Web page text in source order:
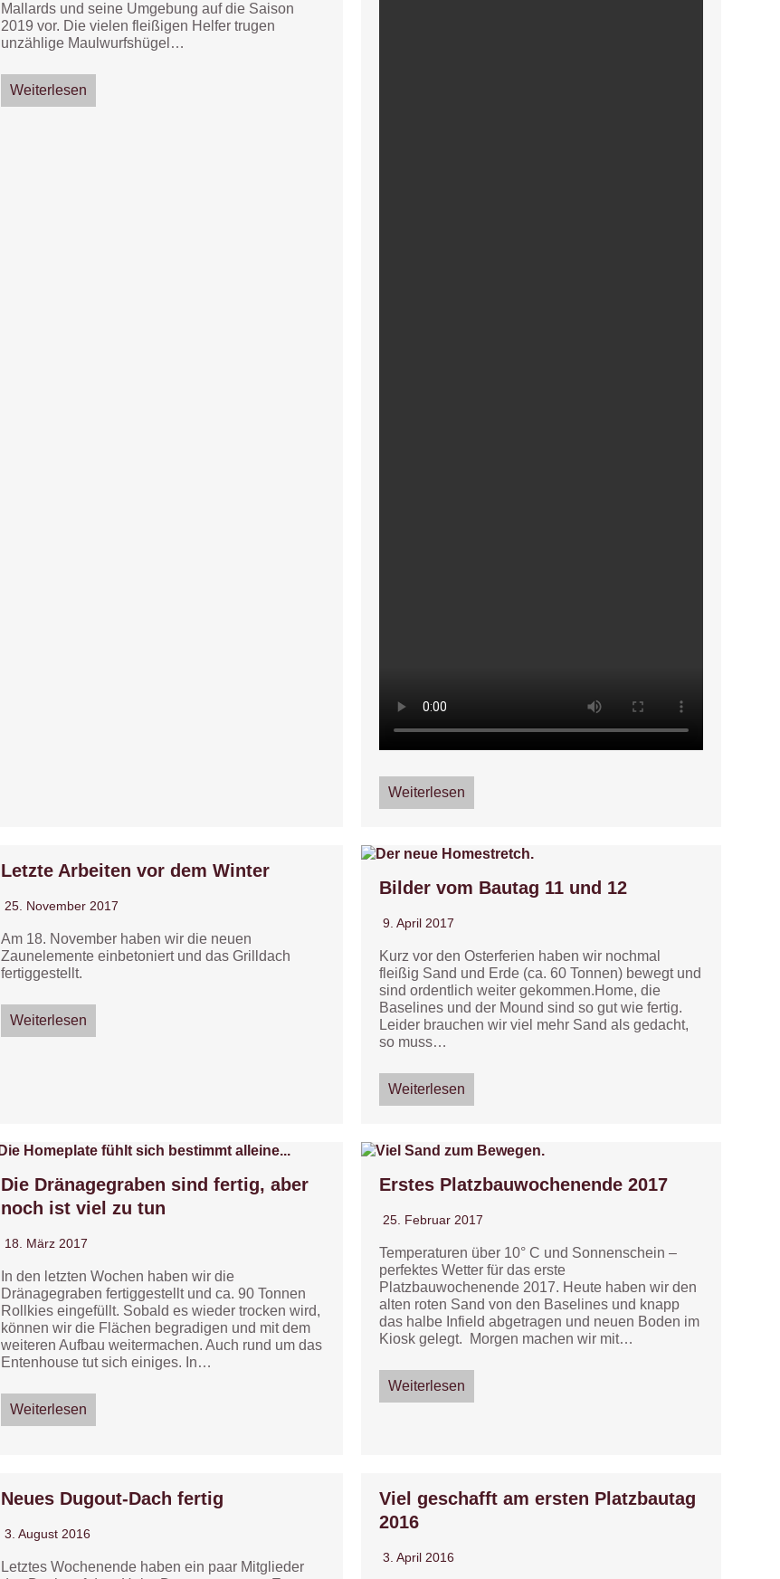
Mallards und seine Umgebung auf die Saison
2019 vor. Die vielen fleißigen Helfer trugen
unzählige Maulwurfshügel…
Weiterlesen
Weiterlesen
Letzte Arbeiten vor dem Winter
25. November 2017
Am 18. November haben wir die neuen
Zaunelemente einbetoniert und das Grilldach
fertiggestellt.
Weiterlesen
Bilder vom Bautag 11 und 12
9. April 2017
Kurz vor den Osterferien haben wir nochmal
fleißig Sand und Erde (ca. 60 Tonnen) bewegt und
sind ordentlich weiter gekommen.Home, die
Baselines und der Mound sind so gut wie fertig.
Leider brauchen wir viel mehr Sand als gedacht,
so muss…
Weiterlesen
Die Dränagegraben sind fertig, aber
noch ist viel zu tun
18. März 2017
In den letzten Wochen haben wir die
Dränagegraben fertiggestellt und ca. 90 Tonnen
Rollkies eingefüllt. Sobald es wieder trocken wird,
können wir die Flächen begradigen und mit dem
weiteren Aufbau weitermachen. Auch rund um das
Entenhouse tut sich einiges. In…
Weiterlesen
Erstes Platzbauwochenende 2017
25. Februar 2017
Temperaturen über 10° C und Sonnenschein –
perfektes Wetter für das erste
Platzbauwochenende 2017. Heute haben wir den
alten roten Sand von den Baselines und knapp
das halbe Infield abgetragen und neuen Boden im
Kiosk gelegt. Morgen machen wir mit…
Weiterlesen
Neues Dugout-Dach fertig
3. August 2016
Letztes Wochenende haben ein paar Mitglieder
Viel geschafft am ersten Platzbautag
2016
3. April 2016